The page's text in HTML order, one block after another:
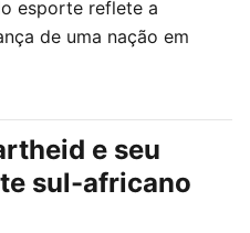
esporte reflete a
de uma nação em
e seu
sul-africano